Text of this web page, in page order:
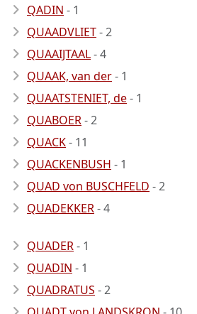
QADIN - 1
QUAADVLIET- 2
QUAAIJTAAL- 4
QUAAK, van der- 1
QUAATSTENIET, de- 1
QUABOER- 2
QUACK- 11
QUACKENBUSH - 1
QUAD von BUSCHFELD - 2
QUADEKKER- 4
QUADER- 1
QUADIN - 1
QUADRATUS - 2